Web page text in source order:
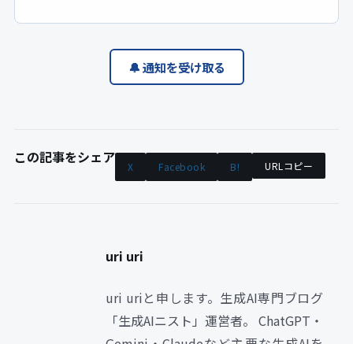
🔔 通知を受け取る
この記事をシェア X Facebook B! URLコピー
uri uri
uri uriと申します。生成AI専門ブログ
「生成AIニスト」運営者。 ChatGPT・